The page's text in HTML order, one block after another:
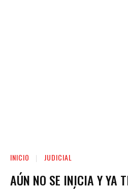
INICIO JUDICIAL
AÚN NO SE INICIA Y YA